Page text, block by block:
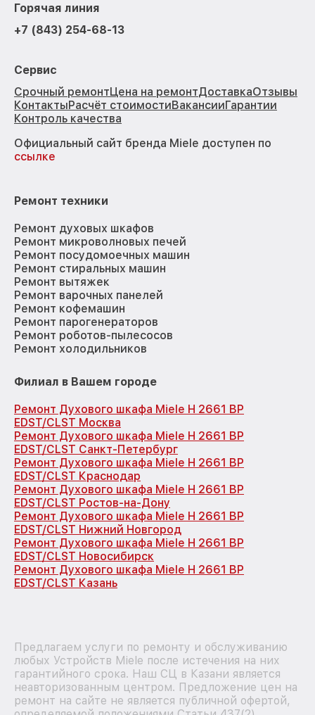
Горячая линия
+7 (843) 254-68-13
Сервис
Срочный ремонтЦена на ремонтДоставкаОтзывы
КонтактыРасчёт стоимостиВакансииГарантии
Контроль качества
Официальный сайт бренда Miele доступен по
ссылке
Ремонт техники
Ремонт духовых шкафов
Ремонт микроволновых печей
Ремонт посудомоечных машин
Ремонт стиральных машин
Ремонт вытяжек
Ремонт варочных панелей
Ремонт кофемашин
Ремонт парогенераторов
Ремонт роботов-пылесосов
Ремонт холодильников
Филиал в Вашем городе
Ремонт Духового шкафа Miele H 2661 BP
EDST/CLST Москва
Ремонт Духового шкафа Miele H 2661 BP
EDST/CLST Санкт-Петербург
Ремонт Духового шкафа Miele H 2661 BP
EDST/CLST Краснодар
Ремонт Духового шкафа Miele H 2661 BP
EDST/CLST Ростов-на-Дону
Ремонт Духового шкафа Miele H 2661 BP
EDST/CLST Нижний Новгород
Ремонт Духового шкафа Miele H 2661 BP
EDST/CLST Новосибирск
Ремонт Духового шкафа Miele H 2661 BP
EDST/CLST Казань
Предлагаем услуги по ремонту и обслуживанию
любых Устройств Miele после истечения на них
гарантийного срока. Наш СЦ в Казани является
неавторизованным центром. Предложение цен на
ремонт на сайте не является публичной офертой,